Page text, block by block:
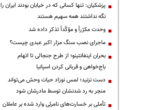
پزشکیان: تنها کسانی که در خیابان بودند ایران را
نگه نداشتند همه سهیم هستند
وحدت مکرّراً و مؤکّداً تذکر داده شد
ماجرای نصب سنگ مزار اکبر عبدی چیست؟
بحران اینفانتینو؛ از طرح جنجالی تا اتهام
باج‌خواهی و قربانی کردن اسپانیا
دست نزنید؛ لمس نوزاد حیات وحش می‌تواند
منجر به رد شدنشان توسط مادرشان شود
تأملی بر خسارت‌های نامرئی وارد شده بر عاملان